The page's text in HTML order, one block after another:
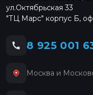
ул.Октябрьская 33
"ТЦ Марс" корпус Б,
8 925 001
Москва и